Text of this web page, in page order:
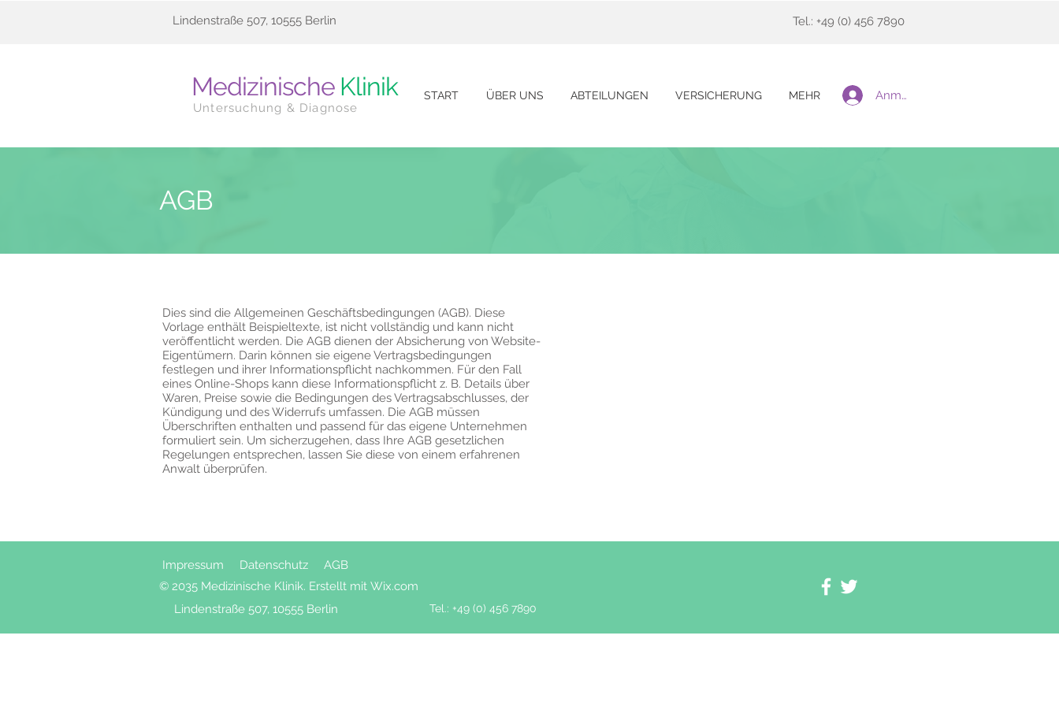
Lindenstraße 507, 10555 Berlin Tel.: +49 (0) 456 7890
Medizinische Klinik
Untersuchung & Diagnose
START ÜBER UNS ABTEILUNGEN VERSICHERUNG MEHR Anmelden
AGB
Dies sind die Allgemeinen Geschäftsbedingungen (AGB). Diese
Vorlage enthält Beispieltexte, ist nicht vollständig und kann nicht
veröffentlicht werden. Die AGB dienen der Absicherung von Website-
Eigentümern. Darin können sie eigene Vertragsbedingungen
festlegen und ihrer Informationspflicht nachkommen. Für den Fall
eines Online-Shops kann diese Informationspflicht z. B. Details über
Waren, Preise sowie die Bedingungen des Vertragsabschlusses, der
Kündigung und des Widerrufs umfassen. Die AGB müssen
Überschriften enthalten und passend für das eigene Unternehmen
formuliert sein. Um sicherzugehen, dass Ihre AGB gesetzlichen
Regelungen entsprechen, lassen Sie diese von einem erfahrenen
Anwalt überprüfen.
Impressum Datenschutz
AGB
© 2035 Medizinische Klinik. Erstellt mit Wix.com
Tel.: +49 (0) 456 7890
Lindenstraße 507, 10555 Berlin